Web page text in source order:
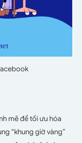
mẽ để tối ưu hóa
“khung giờ vàng”